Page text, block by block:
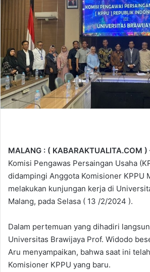
MALANG : ( KABARAKTUALITA.COM )
Komisi Pengawas Persaingan Usaha
didampingi Anggota Komisioner KPPU
melakukan kunjungan kerja di
Malang, pada Selasa ( 13 /2/2024 ).
Dalam pertemuan yang dihadiri
Universitas Brawijaya Prof. Widodo
Aru menyampaikan, bahwa saat ini
Komisioner KPPU yang baru.